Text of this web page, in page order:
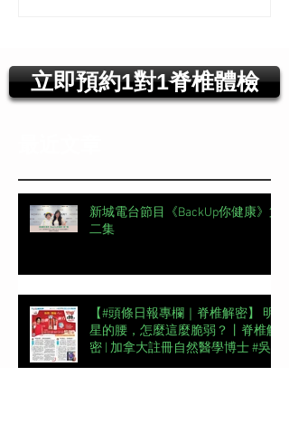
立即預約1對1脊椎體檢
新城電台節目《BackUp你健康》第
二集
【#頭條日報專欄｜脊椎解密】 明
星的腰，怎麼這麼脆弱？丨脊椎解
密 | 加拿大註冊自然醫學博士 #吳
錞銦 #DrYan專欄